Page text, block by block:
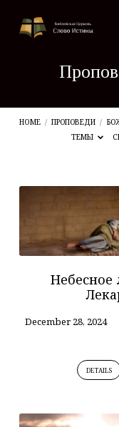
HOME / ПРОПОВЕДИ /
ТЕМЫ
Проповеди
Божья
воля
Небесное
December 28, 2024
DETAILS